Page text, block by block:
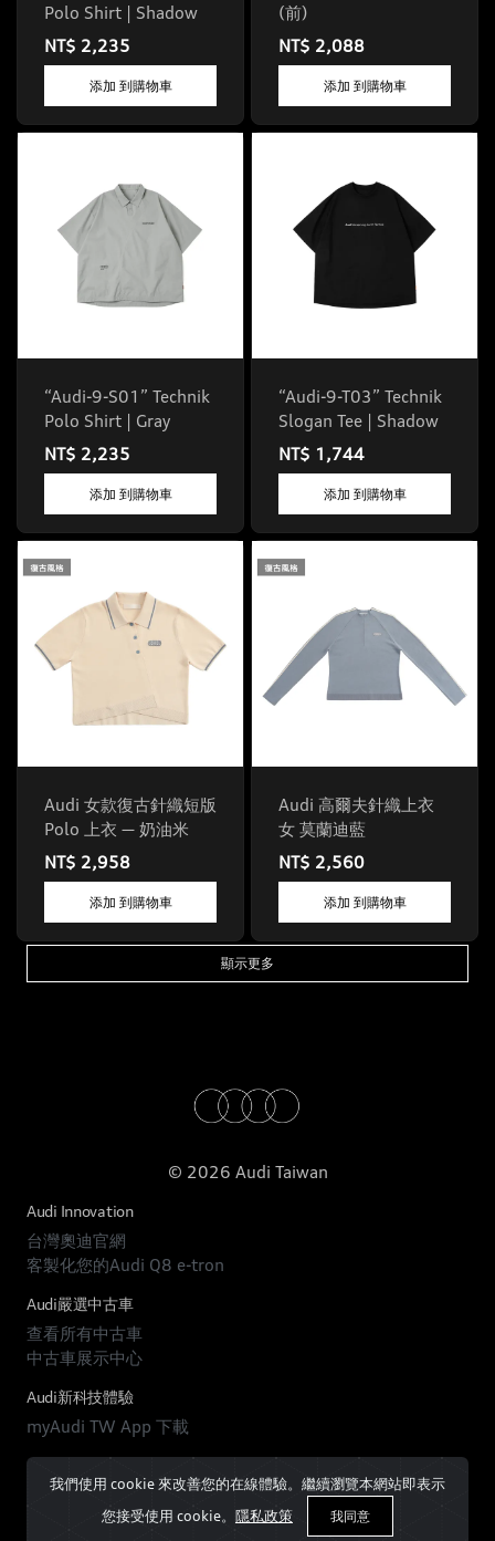
Polo Shirt | Shadow
NT$ 2,235
添加 到購物車
(前)
NT$ 2,088
添加 到購物車
“Audi-9-S01” Technik
Polo Shirt | Gray
NT$ 2,235
添加 到購物車
“Audi-9-T03” Technik
Slogan Tee | Shadow
NT$ 1,744
添加 到購物車
Audi 女款復古針織短版
Polo 上衣 — 奶油米
NT$ 2,958
添加 到購物車
Audi 高爾夫針織上衣
女 莫蘭迪藍
NT$ 2,560
添加 到購物車
顯示更多
© 2026 Audi Taiwan
Audi Innovation
台灣奧迪官網
客製化您的Audi Q8 e-tron
Audi嚴選中古車
查看所有中古車
中古車展示中心
Audi新科技體驗
myAudi TW App 下載
我們使用 cookie 來改善您的在線體驗。繼續瀏覽本網站即表示
您接受使用 cookie。 隱私政策 我同意